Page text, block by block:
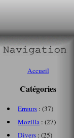
Accueil
Catégories
Erreurs : (37)
Mozilla : (27)
Divers : (25)